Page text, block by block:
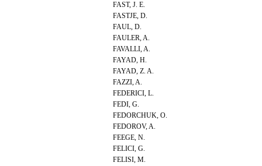
FAST, J. E.
FASTJE, D.
FAUL, D.
FAULER, A.
FAVALLI, A.
FAYAD, H.
FAYAD, Z. A.
FAZZI, A.
FEDERICI, L.
FEDI, G.
FEDORCHUK, O.
FEDOROV, A.
FEEGE, N.
FELICI, G.
FELISI, M.